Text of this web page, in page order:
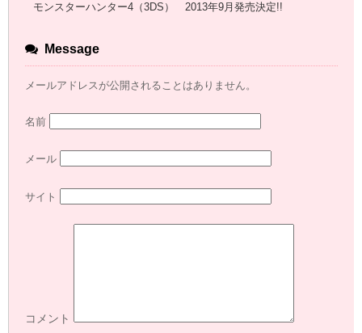
モンスターハンター4（3DS） 2013年9月発売決定!!
Message
メールアドレスが公開されることはありません。
名前
メール
サイト
コメント